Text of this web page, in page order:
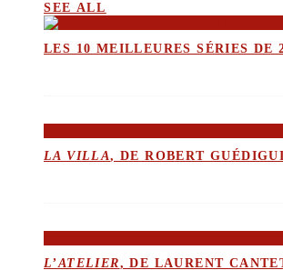
SEE ALL
LES 10 MEILLEURES SÉRIES DE
LA VILLA, DE ROBERT
L’ATELIER, DE LAURENT